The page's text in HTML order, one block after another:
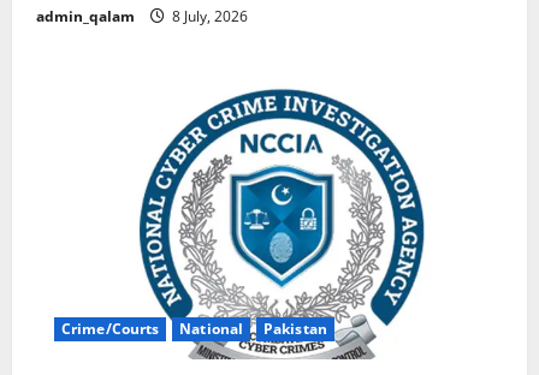
admin_qalam 8 July, 2026
Crime/Courts National Pakistan